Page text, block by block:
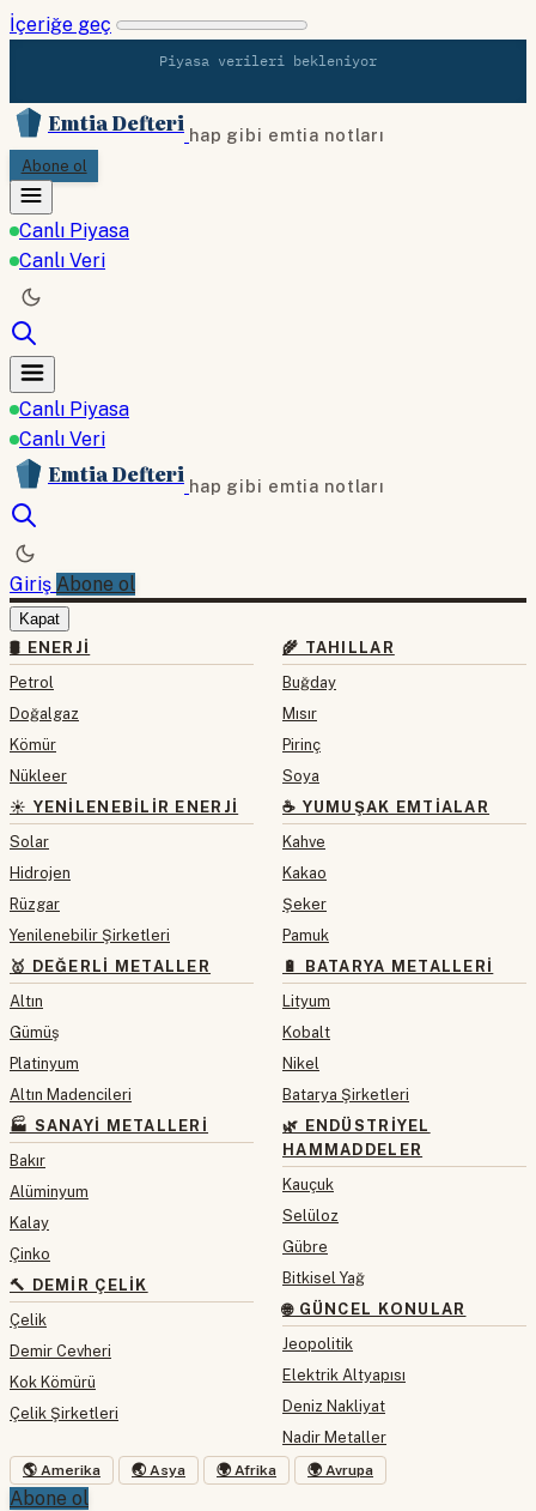
İçeriğe geç
Piyasa verileri bekleniyor
Emtia Defteri hap gibi emtia notları
Abone ol
Canlı Piyasa
Canlı Veri
Canlı Piyasa
Canlı Veri
Emtia Defteri hap gibi emtia notları
Giriş Abone ol
Kapat
🛢 ENERJI
Petrol
Doğalgaz
Kömür
Nükleer
☀️ YENILENEBILIR ENERJI
Solar
Hidrojen
Rüzgar
Yenilenebilir Şirketleri
🥇 DEĞERLI METALLER
Altın
Gümüş
Platinyum
Altın Madencileri
🏭 SANAYI METALLERI
Bakır
Alüminyum
Kalay
Çinko
🔨 DEMIR ÇELIK
Çelik
Demir Cevheri
Kok Kömürü
Çelik Şirketleri
🌾 TAHILLAR
Buğday
Mısır
Pirinç
Soya
☕ YUMUŞAK EMTIALAR
Kahve
Kakao
Şeker
Pamuk
🔋 BATARYA METALLERI
Lityum
Kobalt
Nikel
Batarya Şirketleri
🌿 ENDÜSTRIYEL
HAMMADDELER
Kauçuk
Selüloz
Gübre
Bitkisel Yağ
🌐 GÜNCEL KONULAR
Jeopolitik
Elektrik Altyapısı
Deniz Nakliyat
Nadir Metaller
🌎 Amerika 🌏 Asya 🌍 Afrika 🌍 Avrupa
Abone ol